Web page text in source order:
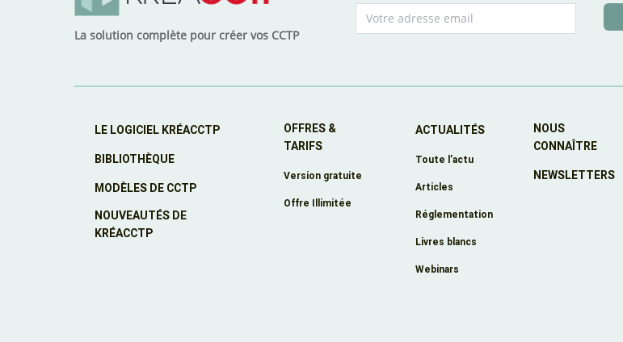
La solution complète pour créer vos CCTP
LE LOGICIEL KRÉACCTP
BIBLIOTHÈQUE
MODÈLES DE CCTP
NOUVEAUTÉS DE
KRÉACCTP
OFFRES &
TARIFS
Version gratuite
Offre Illimitée
ACTUALITÉS
Toute l’actu
Articles
Réglementation
Livres blancs
Webinars
NOUS
CONNAÎTRE
NEWSLETTERS